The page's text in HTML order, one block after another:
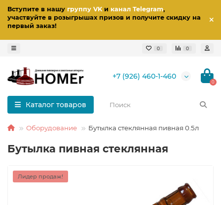
Вступите в нашу группу VKи канал Telegram,
участвуйте в розыгрышах призов и получите скидку на
первый заказ!
0 0
+7 (926) 460-1-460
0
Каталог товаров
Оборудование Бутылка стеклянная пивная 0.5л
Бутылка пивная стеклянная
Лидер продаж!